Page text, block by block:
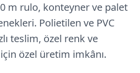
m rulo, konteyner ve palet
Polietilen ve PVC
teslim, özel renk ve
özel üretim imkânı.